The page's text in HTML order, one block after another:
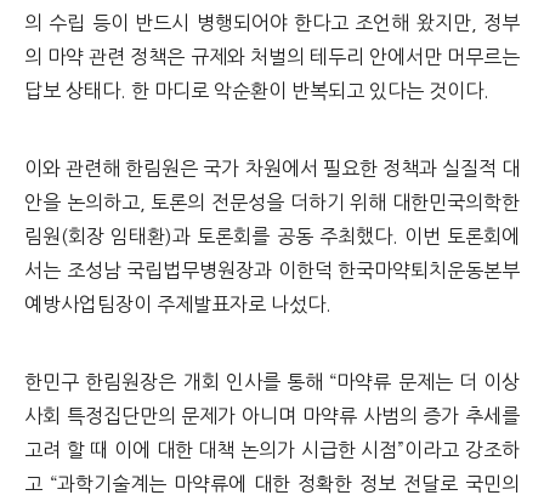
의 수립 등이 반드시 병행되어야 한다고 조언해 왔지만, 정부
의 마약 관련 정책은 규제와 처벌의 테두리 안에서만 머무르는
답보 상태다. 한 마디로 악순환이 반복되고 있다는 것이다.
이와 관련해 한림원은 국가 차원에서 필요한 정책과 실질적 대
안을 논의하고, 토론의 전문성을 더하기 위해 대한민국의학한
림원(회장 임태환)과 토론회를 공동 주최했다. 이번 토론회에
서는 조성남 국립법무병원장과 이한덕 한국마약퇴치운동본부
예방사업팀장이 주제발표자로 나섰다.
한민구 한림원장은 개회 인사를 통해 “마약류 문제는 더 이상
사회 특정집단만의 문제가 아니며 마약류 사범의 증가 추세를
고려 할 때 이에 대한 대책 논의가 시급한 시점”이라고 강조하
고 “과학기술계는 마약류에 대한 정확한 정보 전달로 국민의